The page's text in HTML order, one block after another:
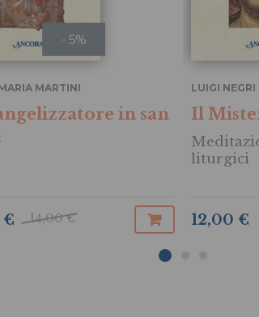
- 5%
MARTINI
in san
14,00 €
€
LUIGI NEGRI
Il
liturgici
12,00 €